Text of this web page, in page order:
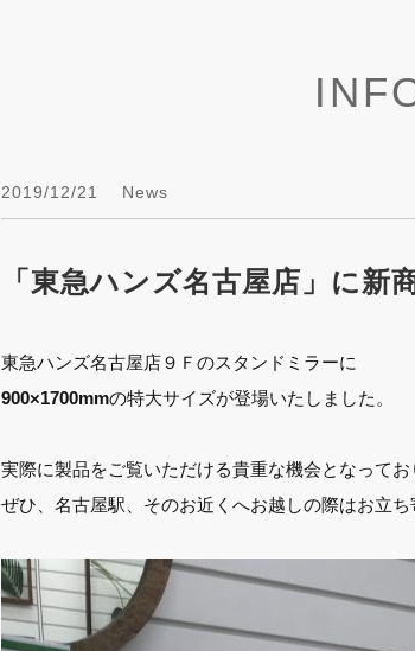
2019/12/21 News
「東急ハンズ名古屋店」に新
東急ハンズ名古屋店９Ｆのスタンドミラーに
900×1700mmの特大サイズが登場いたしました。
実際に製品をご覧いただける貴重な機会となってお
ぜひ、名古屋駅、そのお近くへお越しの際はお立ち